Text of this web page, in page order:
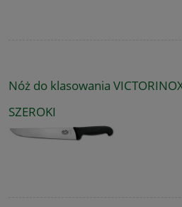
Nóż do klasowania
SZEROKI